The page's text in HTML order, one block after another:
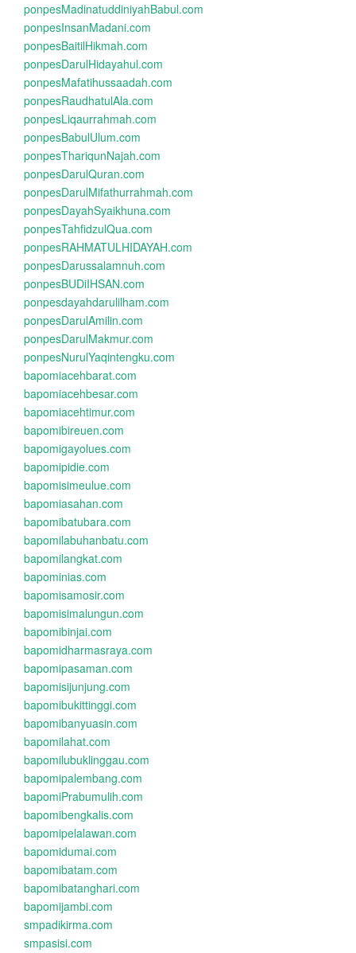
ponpesMadinatuddiniyahBabul.com
ponpesInsanMadani.com
ponpesBaitilHikmah.com
ponpesDarulHidayahul.com
ponpesMafatihussaadah.com
ponpesRaudhatulAla.com
ponpesLiqaurrahmah.com
ponpesBabulUlum.com
ponpesThariqunNajah.com
ponpesDarulQuran.com
ponpesDarulMifathurrahmah.com
ponpesDayahSyaikhuna.com
ponpesTahfidzulQua.com
ponpesRAHMATULHIDAYAH.com
ponpesDarussalamnuh.com
ponpesBUDiIHSAN.com
ponpesdayahdarulilham.com
ponpesDarulAmilin.com
ponpesDarulMakmur.com
ponpesNurulYaqintengku.com
bapomiacehbarat.com
bapomiacehbesar.com
bapomiacehtimur.com
bapomibireuen.com
bapomigayolues.com
bapomipidie.com
bapomisimeulue.com
bapomiasahan.com
bapomibatubara.com
bapomilabuhanbatu.com
bapomilangkat.com
bapominias.com
bapomisamosir.com
bapomisimalungun.com
bapomibinjai.com
bapomidharmasraya.com
bapomipasaman.com
bapomisijunjung.com
bapomibukittinggi.com
bapomibanyuasin.com
bapomilahat.com
bapomilubuklinggau.com
bapomipalembang.com
bapomiPrabumulih.com
bapomibengkalis.com
bapomipelalawan.com
bapomidumai.com
bapomibatam.com
bapomibatanghari.com
bapomijambi.com
smpadikirma.com
smpasisi.com